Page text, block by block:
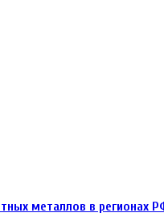
металлов в регионах